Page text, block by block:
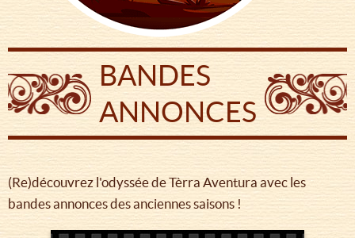
BANDES
ANNONCES
(Re)découvrez l'odyssée de Tèrra Aventura avec les
bandes annonces des anciennes saisons !